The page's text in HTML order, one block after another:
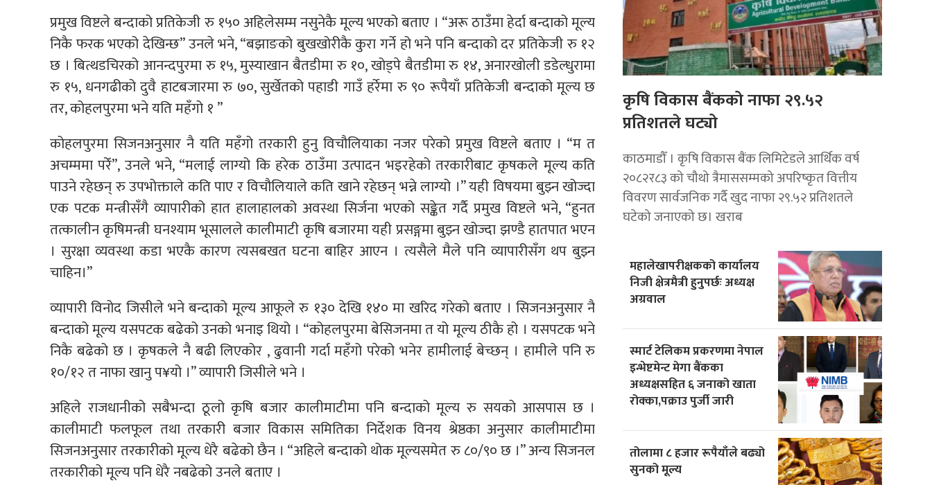
प्रमुख विष्टले बन्दाको प्रतिकेजी रु १५० अहिलेसम्म नसुनेकै मूल्य भएको बताए । “अरू ठाउँमा हेर्दा बन्दाको मूल्य
निकै फरक भएको देखिन्छ’’ उनले भने, “बझाङको बुखखोरीकै कुरा गर्ने हो भने पनि बन्दाको दर प्रतिकेजी रु १२
छ । बित्थडचिरको आनन्दपुरमा रु १५, मुस्याखान बैतडीमा रु १०, खोड्पे बैतडीमा रु १४, अनारखोली डडेल्धुरामा
रु १५, धनगढीको दुवै हाटबजारमा रु ७०, सुर्खेतको पहाडी गाउँ हर्रेमा रु ९० रूपैयाँ प्रतिकेजी बन्दाको मूल्य छ
तर, कोहलपुरमा भने यति महँगो १ ”
कोहलपुरमा सिजनअनुसार नै यति महँगो तरकारी हुनु विचौलियाका नजर परेको प्रमुख विष्टले बताए । “म त
अचम्ममा परेँ”, उनले भने, “मलाई लाग्यो कि हरेक ठाउँमा उत्पादन भइरहेको तरकारीबाट कृषकले मूल्य कति
पाउने रहेछन् रु उपभोक्ताले कति पाए र विचौलियाले कति खाने रहेछन् भन्ने लाग्यो ।” यही विषयमा बुझ्न खोज्दा
एक पटक मन्त्रीसँगै व्यापारीको हात हालाहालको अवस्था सिर्जना भएको सङ्केत गर्दै प्रमुख विष्टले भने, “हुनत
तत्कालीन कृषिमन्त्री घनश्याम भूसालले कालीमाटी कृषि बजारमा यही प्रसङ्गमा बुझ्न खोज्दा झण्डै हातपात भएन
। सुरक्षा व्यवस्था कडा भएकै कारण त्यसबखत घटना बाहिर आएन । त्यसैले मैले पनि व्यापारीसँग थप बुझ्न
चाहिन।”
व्यापारी विनोद जिसीले भने बन्दाको मूल्य आफूले रु १३० देखि १४० मा खरिद गरेको बताए । सिजनअनुसार नै
बन्दाको मूल्य यसपटक बढेको उनको भनाइ थियो । “कोहलपुरमा बेसिजनमा त यो मूल्य ठीकै हो । यसपटक भने
निकै बढेको छ । कृषकले नै बढी लिएकोर , ढुवानी गर्दा महँगो परेको भनेर हामीलाई बेच्छन् । हामीले पनि रु
१०/१२ त नाफा खानु प¥यो ।” व्यापारी जिसीले भने ।
अहिले राजधानीको सबैभन्दा ठूलो कृषि बजार कालीमाटीमा पनि बन्दाको मूल्य रु सयको आसपास छ ।
कालीमाटी फलफूल तथा तरकारी बजार विकास समितिका निर्देशक विनय श्रेष्ठका अनुसार कालीमाटीमा
सिजनअनुसार तरकारीको मूल्य धेरै बढेको छैन । “अहिले बन्दाको थोक मूल्यसमेत रु ८०/९० छ ।” अन्य सिजनल
तरकारीको मूल्य पनि धेरै नबढेको उनले बताए ।
कृषि विकास बैंकको नाफा २९.५२
प्रतिशतले घट्यो
काठमाडौँ । कृषि विकास बैंक लिमिटेडले आर्थिक वर्ष
२०८२र८३ को चौथो त्रैमाससम्मको अपरिष्कृत वित्तीय
विवरण सार्वजनिक गर्दै खुद नाफा २९.५२ प्रतिशतले
घटेको जनाएको छ। खराब
महालेखापरीक्षकको कार्यालय
निजी क्षेत्रमैत्री हुनुपर्छः अध्यक्ष
अग्रवाल
स्मार्ट टेलिकम प्रकरणमा नेपाल
इन्भेष्टमेन्ट मेगा बैंकका
अध्यक्षसहित ६ जनाको खाता
रोक्का,पक्राउ पुर्जी जारी
तोलामा ८ हजार रूपैयाँले बढ्यो
सुनको मूल्य